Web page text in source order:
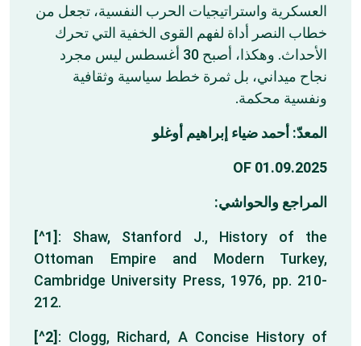
العسكرية واستراتيجيات الحرب النفسية، تجعل من
خطاب النصر أداة لفهم القوى الخفية التي تحرك
الأحداث. وهكذا، أصبح 30 أغسطس ليس مجرد
نجاح ميداني، بل ثمرة خطط سياسية وثقافية
ونفسية محكمة.
المعدّ: أحمد ضياء إبراهيم أوغلو
01.09.2025 OF
المراجع والحواشي:
[^1] : Shaw, Stanford J., History of the
Ottoman Empire and Modern Turkey,
Cambridge University Press, 1976, pp. 210-
212.
[^2] : Clogg, Richard, A Concise History of